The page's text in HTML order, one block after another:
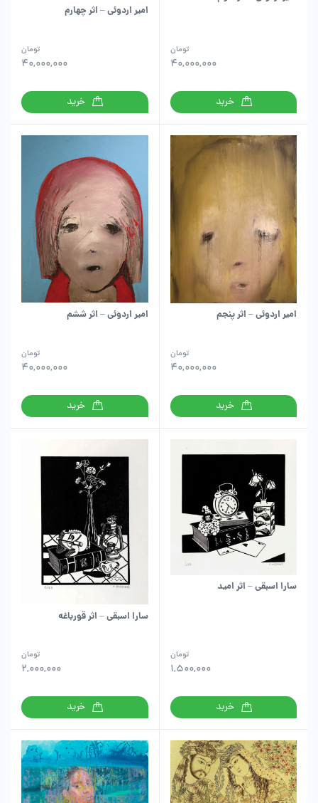
40,000,000
تومان
خرید
امیر اردوئی – اثر چهارم
40,000,000
تومان
خرید
امیر اردوئی – اثر پنجم
40,000,000
تومان
خرید
امیر اردوئی – اثر ششم
40,000,000
تومان
خرید
سارا اسبقی – اثر امید
1,500,000
تومان
خرید
سارا اسبقی – اثر قورباغه
2,000,000
تومان
خرید